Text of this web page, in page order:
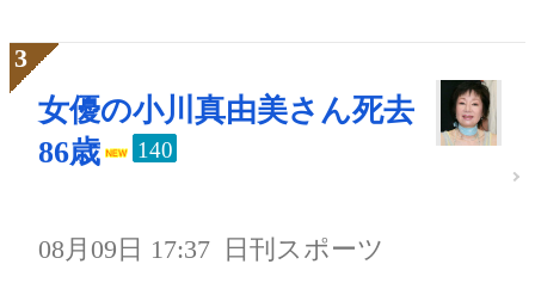
女優の小川真由美さん死去
86歳
140
08月09日 17:37 日刊スポーツ